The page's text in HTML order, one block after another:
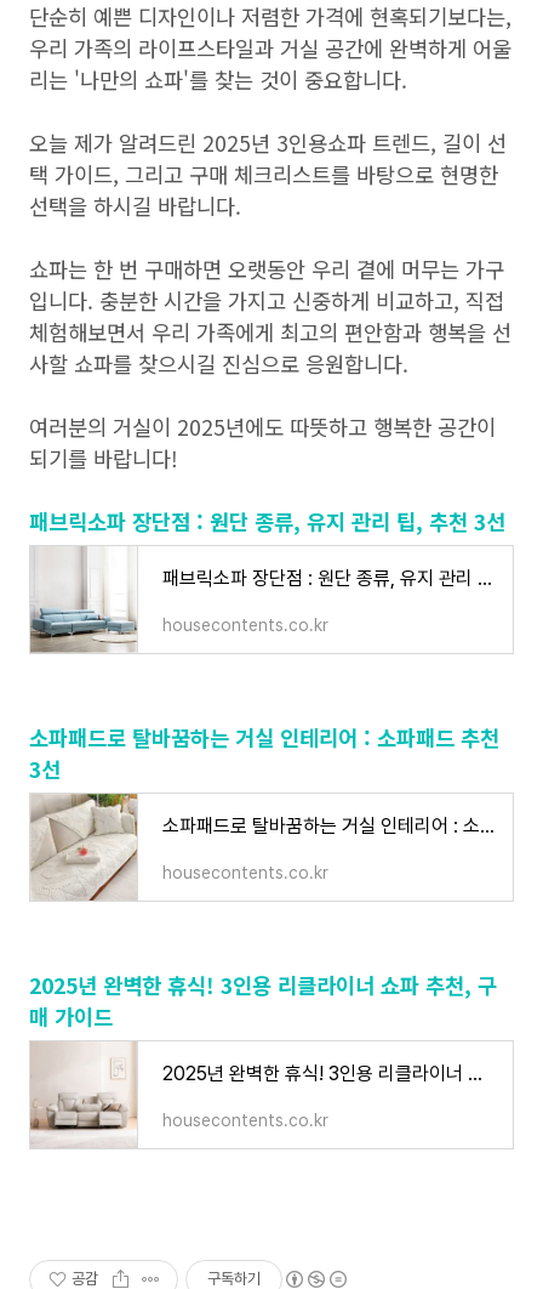
단순히 예쁜 디자인이나 저렴한 가격에 현혹되기보다는,
우리 가족의 라이프스타일과 거실 공간에 완벽하게 어울
리는 '나만의 쇼파'를 찾는 것이 중요합니다.
오늘 제가 알려드린 2025년 3인용쇼파 트렌드, 길이 선
택 가이드, 그리고 구매 체크리스트를 바탕으로 현명한
선택을 하시길 바랍니다.
쇼파는 한 번 구매하면 오랫동안 우리 곁에 머무는 가구
입니다. 충분한 시간을 가지고 신중하게 비교하고, 직접
체험해보면서 우리 가족에게 최고의 편안함과 행복을 선
사할 쇼파를 찾으시길 진심으로 응원합니다.
여러분의 거실이 2025년에도 따뜻하고 행복한 공간이
되기를 바랍니다!
패브릭소파 장단점 : 원단 종류, 유지 관리 팁, 추천 3선
패브릭소파 장단점 : 원단 종류, 유지 관리 팁, 추천 3선
housecontents.co.kr
소파패드로 탈바꿈하는 거실 인테리어 : 소파패드 추천
3선
소파패드로 탈바꿈하는 거실 인테리어 : 소파패드 추천 3선
housecontents.co.kr
2025년 완벽한 휴식! 3인용 리클라이너 쇼파 추천, 구
매 가이드
2025년 완벽한 휴식! 3인용 리클라이너 쇼파 추천, 구매 가이드
housecontents.co.kr
공감 구독하기